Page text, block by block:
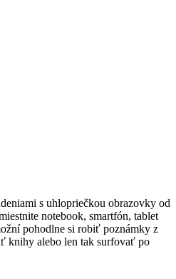
s uhlopriečkou obrazovky od
notebook, smartfón, tablet
pohodlne si robiť poznámky z
knihy alebo len tak surfovať po